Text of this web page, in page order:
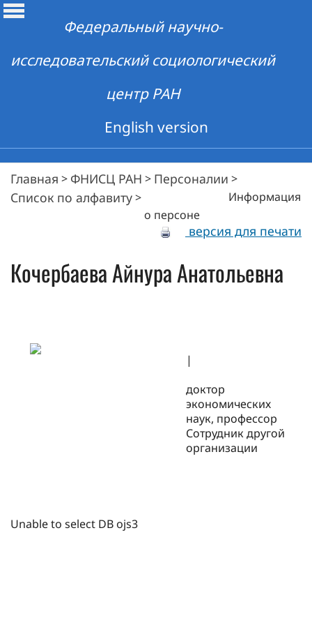
Федеральный научно-
исследовательский социологический
центр РАН
English version
Главная > ФНИСЦ РАН > Персоналии >
Список по алфавиту>
Информация
о персоне
версия для печати
КочербаеваАйнура Анатольевна
|
доктор
экономических
наук, профессор
Сотрудник другой
организации
Unable to select DB ojs3